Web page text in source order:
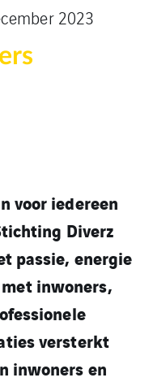
2023
voor iedereen
Diverz
passie, energie
inwoners,
versterkt
inwoners en